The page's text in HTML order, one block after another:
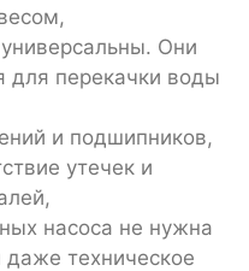
Они
для перекачки воды
и подшипников,
утечек и
насоса не нужна
техническое